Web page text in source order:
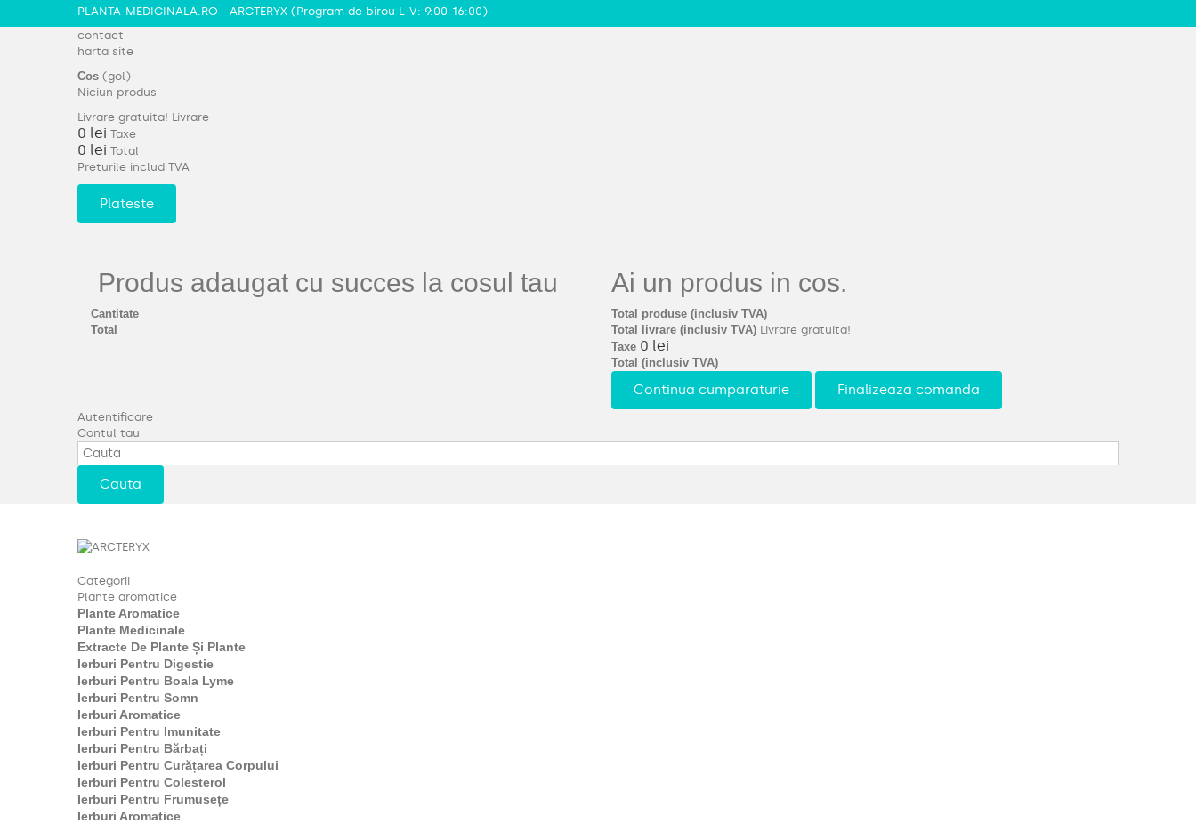
PLANTA-MEDICINALA.RO - ARCTERYX (Program de birou L-V: 9:00-16:00)
contact
harta site
Cos (gol)
Niciun produs
Livrare gratuita! Livrare
0 lei Taxe
0 lei Total
Preturile includ TVA
Plateste
Produs adaugat cu succes la cosul tau
Cantitate
Total
Ai un produs in cos.
Total produse (inclusiv TVA)
Total livrare (inclusiv TVA) Livrare gratuita!
Taxe 0 lei
Total (inclusiv TVA)
Continua cumparaturie Finalizeaza comanda
Autentificare
Contul tau
Cauta
Categorii
Plante aromatice
Plante Aromatice
Plante Medicinale
Extracte De Plante Și Plante
Ierburi Pentru Digestie
Ierburi Pentru Boala Lyme
Ierburi Pentru Somn
Ierburi Aromatice
Ierburi Pentru Imunitate
Ierburi Pentru Bărbați
Ierburi Pentru Curățarea Corpului
Ierburi Pentru Colesterol
Ierburi Pentru Frumusețe
Ierburi Aromatice